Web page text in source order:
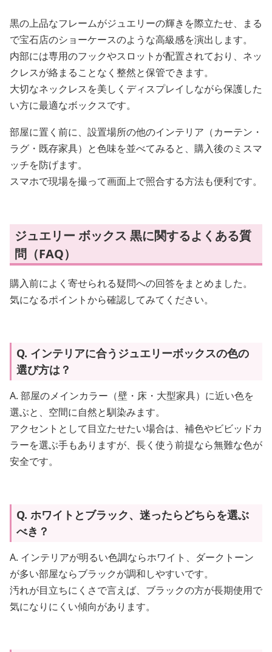
黒の上品なフレームがジュエリーの輝きを際立たせ、まる
で宝石店のショーケースのような高級感を演出します。
内部には専用のフックやスロットが配置されており、ネッ
クレスが絡まることなく整然と保管できます。
大切なネックレスを美しくディスプレイしながら保護した
い方に最適なボックスです。
部屋に置く前に、設置場所の他のインテリア（カーテン・
ラグ・既存家具）と色味を並べてみると、購入後のミスマ
ッチを防げます。
スマホで現場を撮って画面上で照合する方法も便利です。
ジュエリー ボックス 黒に関するよくある質
問（FAQ）
購入前によく寄せられる疑問への回答をまとめました。
気になるポイントから確認してみてください。
Q. インテリアに合うジュエリーボックスの色の
選び方は？
A. 部屋のメインカラー（壁・床・大型家具）に近い色を
選ぶと、空間に自然と馴染みます。
アクセントとして目立たせたい場合は、補色やビビッドカ
ラーを選ぶ手もありますが、長く使う前提なら無難な色が
安全です。
Q. ホワイトとブラック、迷ったらどちらを選ぶ
べき？
A. インテリアが明るい色調ならホワイト、ダークトーン
が多い部屋ならブラックが調和しやすいです。
汚れが目立ちにくさで言えば、ブラックの方が長期使用で
気になりにくい傾向があります。